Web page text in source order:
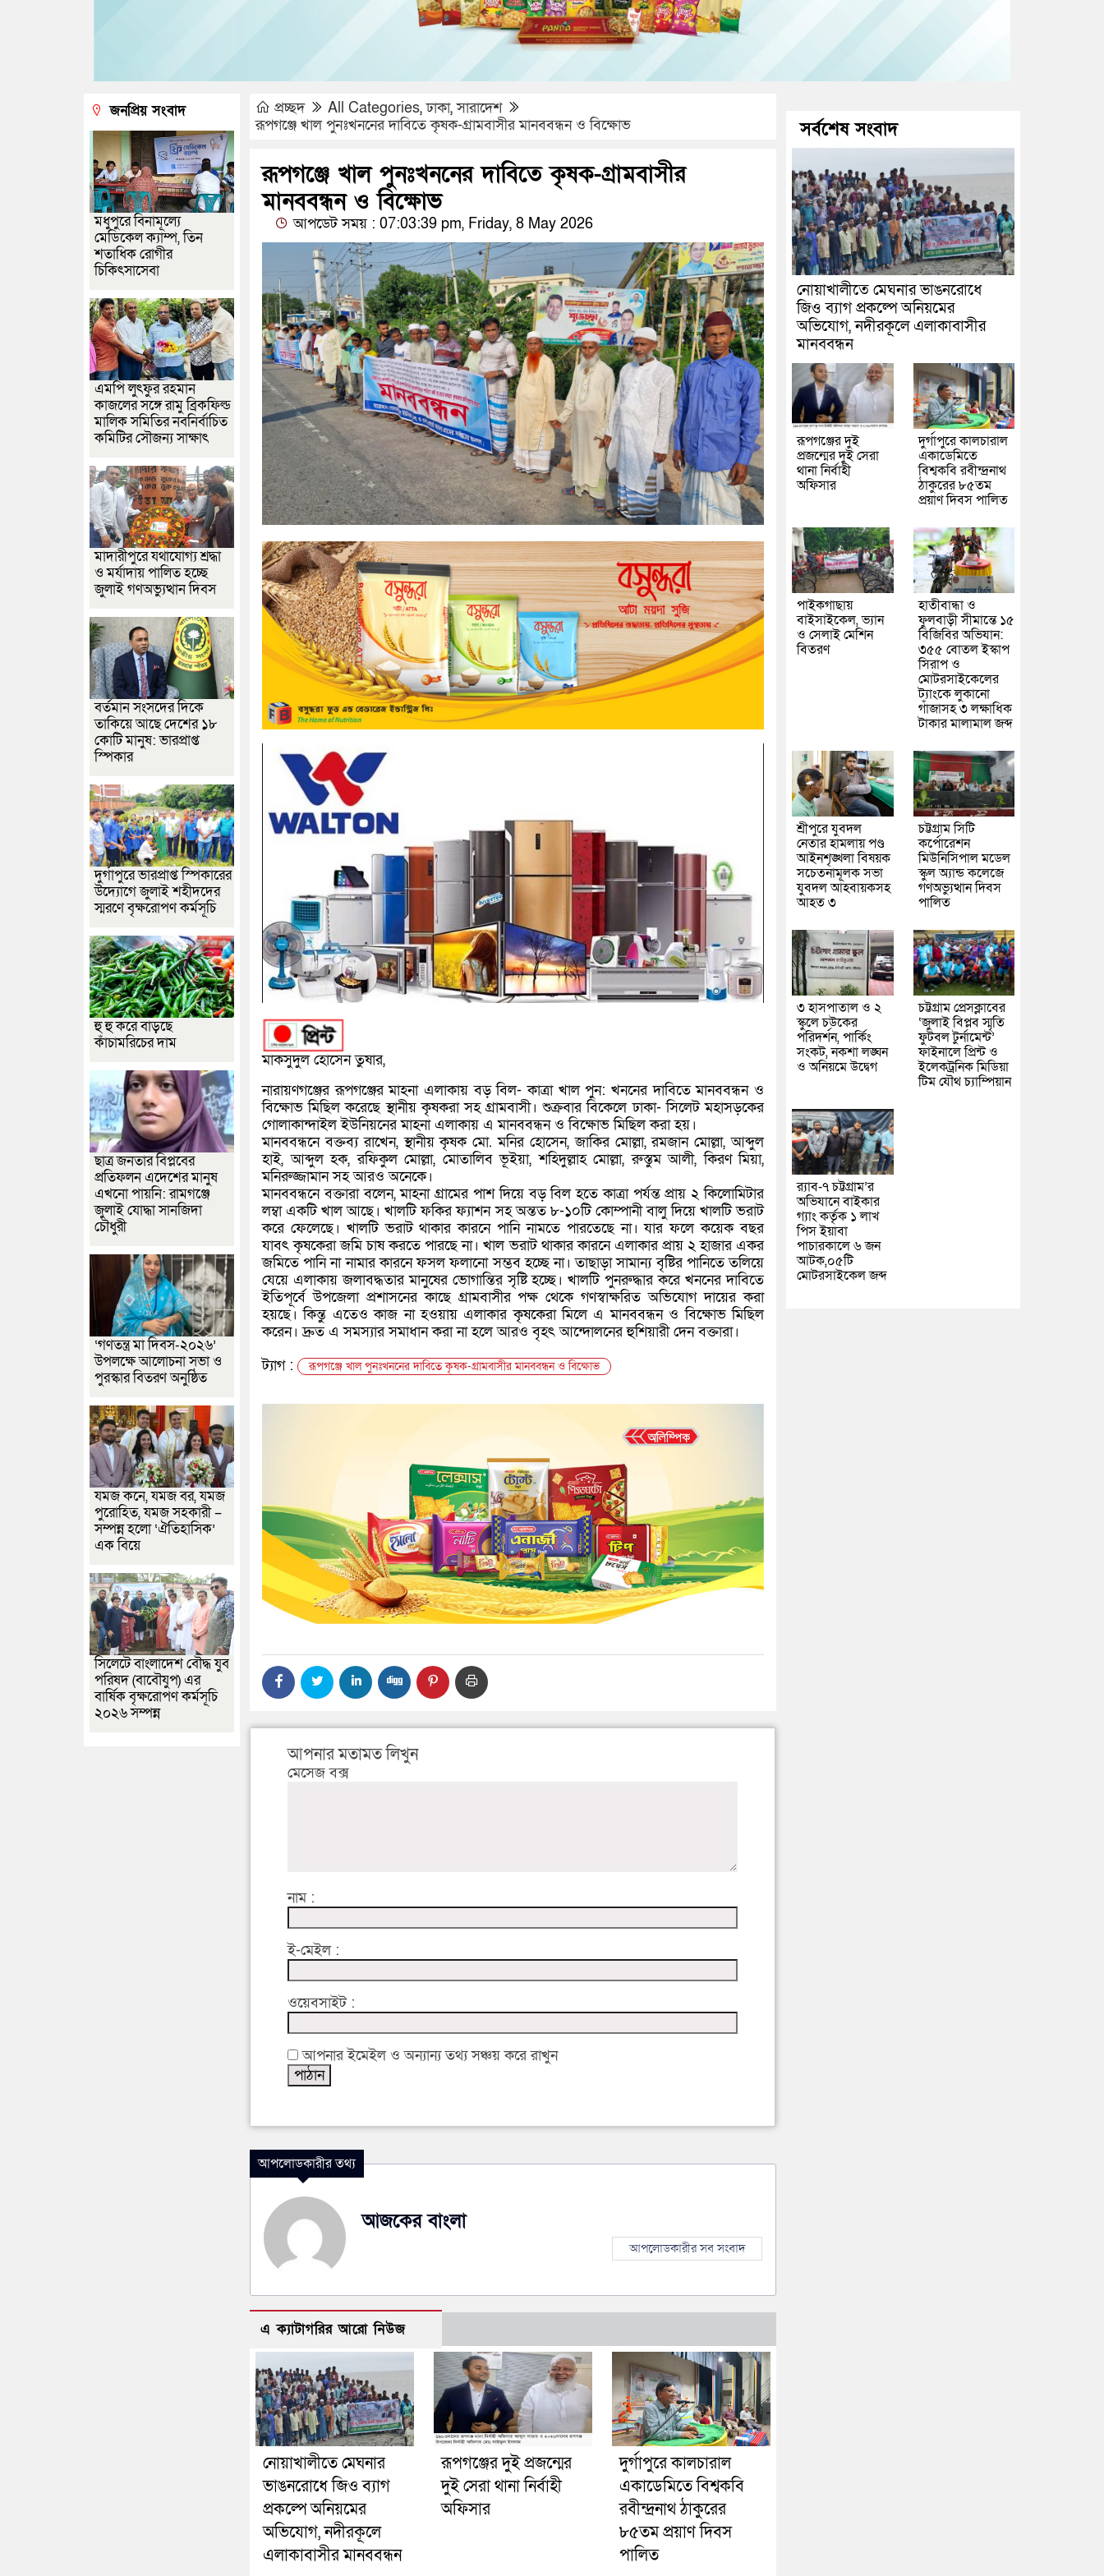
প্রচ্ছদ All Categories,ঢাকা,সারাদেশ
রূপগঞ্জে খাল পুনঃখননের দাবিতে কৃষক-গ্রামবাসীর মানববন্ধন ও বিক্ষোভ
রূপগঞ্জে খাল পুনঃখননের দাবিতে কৃষক-গ্রামবাসীর
মানববন্ধন ও বিক্ষোভ
আপডেট সময় : 07:03:39 pm, Friday, 8 May 2026
মাকসুদুল হোসেন তুষার,
নারায়ণগঞ্জের রূপগঞ্জের মাহনা এলাকায় বড় বিল- কাত্রা খাল পুন: খননের দাবিতে মানববন্ধন ও
বিক্ষোভ মিছিল করেছে স্থানীয় কৃষকরা সহ গ্রামবাসী। শুক্রবার বিকেলে ঢাকা- সিলেট মহাসড়কের
গোলাকান্দাইল ইউনিয়নের মাহনা এলাকায় এ মানববন্ধন ও বিক্ষোভ মিছিল করা হয়।
মানববন্ধনে বক্তব্য রাখেন, স্থানীয় কৃষক মো. মনির হোসেন, জাকির মোল্লা, রমজান মোল্লা, আব্দুল
হাই, আব্দুল হক, রফিকুল মোল্লা, মোতালিব ভূইয়া, শহিদুল্লাহ মোল্লা, রুস্তুম আলী, কিরণ মিয়া,
মনিরুজ্জামান সহ আরও অনেকে।
মানববন্ধনে বক্তারা বলেন, মাহনা গ্রামের পাশ দিয়ে বড় বিল হতে কাত্রা পর্যন্ত প্রায় ২ কিলোমিটার
লম্বা একটি খাল আছে। খালটি ফকির ফ্যাশন সহ অন্তত ৮-১০টি কোম্পানী বালু দিয়ে খালটি ভরাট
করে ফেলেছে। খালটি ভরাট থাকার কারনে পানি নামতে পারতেছে না। যার ফলে কয়েক বছর
যাবৎ কৃষকেরা জমি চাষ করতে পারছে না। খাল ভরাট থাকার কারনে এলাকার প্রায় ২ হাজার একর
জমিতে পানি না নামার কারনে ফসল ফলানো সম্ভব হচ্ছে না। তাছাড়া সামান্য বৃষ্টির পানিতে তলিয়ে
যেয়ে এলাকায় জলাবদ্ধতার মানুষের ভোগান্তির সৃষ্টি হচ্ছে। খালটি পুনরুদ্ধার করে খননের দাবিতে
ইতিপূর্বে উপজেলা প্রশাসনের কাছে গ্রামবাসীর পক্ষ থেকে গণস্বাক্ষরিত অভিযোগ দায়ের করা
হয়ছে। কিন্তু এতেও কাজ না হওয়ায় এলাকার কৃষকেরা মিলে এ মানববন্ধন ও বিক্ষোভ মিছিল
করেন। দ্রুত এ সমস্যার সমাধান করা না হলে আরও বৃহৎ আন্দোলনের হুশিয়ারী দেন বক্তারা।
ট্যাগ :
রূপগঞ্জে খাল পুনঃখননের দাবিতে কৃষক-গ্রামবাসীর মানববন্ধন ও বিক্ষোভ
আপনার মতামত লিখুন
মেসেজ বক্স
নাম :
ই-মেইল :
ওয়েবসাইট :
আপনার ইমেইল ও অন্যান্য তথ্য সঞ্চয় করে রাখুন
আপলোডকারীর তথ্য
আজকের বাংলা
আপলোডকারীর সব সংবাদ
এ ক্যাটাগরির আরো নিউজ
নোয়াখালীতে মেঘনার
ভাঙনরোধে জিও ব্যাগ
প্রকল্পে অনিয়মের
অভিযোগ, নদীরকূলে
এলাকাবাসীর মানববন্ধন
রূপগঞ্জের দুই প্রজন্মের
দুই সেরা থানা নির্বাহী
অফিসার
দুর্গাপুরে কালচারাল
একাডেমিতে বিশ্বকবি
রবীন্দ্রনাথ ঠাকুরের
৮৫তম প্রয়াণ দিবস
পালিত
জনপ্রিয় সংবাদ
মধুপুরে বিনামূল্যে
মেডিকেল ক্যাম্প, তিন
শতাধিক রোগীর
চিকিৎসাসেবা
এমপি লুৎফুর রহমান
কাজলের সঙ্গে রামু ব্রিকফিল্ড
মালিক সমিতির নবনির্বাচিত
কমিটির সৌজন্য সাক্ষাৎ
মাদারীপুরে যথাযোগ্য শ্রদ্ধা
ও মর্যাদায় পালিত হচ্ছে
জুলাই গণঅভ্যুত্থান দিবস
বর্তমান সংসদের দিকে
তাকিয়ে আছে দেশের ১৮
কোটি মানুষ: ভারপ্রাপ্ত
স্পিকার
দুর্গাপুরে ভারপ্রাপ্ত স্পিকারের
উদ্যোগে জুলাই শহীদদের
স্মরণে বৃক্ষরোপণ কর্মসূচি
হু হু করে বাড়ছে
কাঁচামরিচের দাম
ছাত্র জনতার বিপ্লবের
প্রতিফলন এদেশের মানুষ
এখনো পায়নি: রামগঞ্জে
জুলাই যোদ্ধা সানজিদা
চৌধুরী
‘গণতন্ত্র মা দিবস-২০২৬’
উপলক্ষে আলোচনা সভা ও
পুরস্কার বিতরণ অনুষ্ঠিত
যমজ কনে, যমজ বর, যমজ
পুরোহিত, যমজ সহকারী –
সম্পন্ন হলো ‘ঐতিহাসিক’
এক বিয়ে
সিলেটে বাংলাদেশ বৌদ্ধ যুব
পরিষদ (বাবৌযুপ) এর
বার্ষিক বৃক্ষরোপণ কর্মসূচি
২০২৬ সম্পন্ন
সর্বশেষ সংবাদ
নোয়াখালীতে মেঘনার ভাঙনরোধে
জিও ব্যাগ প্রকল্পে অনিয়মের
অভিযোগ, নদীরকূলে এলাকাবাসীর
মানববন্ধন
রূপগঞ্জের দুই
প্রজন্মের দুই সেরা
থানা নির্বাহী
অফিসার
দুর্গাপুরে কালচারাল
একাডেমিতে
বিশ্বকবি রবীন্দ্রনাথ
ঠাকুরের ৮৫তম
প্রয়াণ দিবস পালিত
পাইকগাছায়
বাইসাইকেল, ভ্যান
ও সেলাই মেশিন
বিতরণ
হাতীবান্ধা ও
ফুলবাড়ী সীমান্তে ১৫
বিজিবির অভিযান:
৩৫৫ বোতল ইস্কাপ
সিরাপ ও
মোটরসাইকেলের
ট্যাংকে লুকানো
গাঁজাসহ ৩ লক্ষাধিক
টাকার মালামাল জব্দ
শ্রীপুরে যুবদল
নেতার হামলায় পণ্ড
আইনশৃঙ্খলা বিষয়ক
সচেতনামূলক সভা
যুবদল আহবায়কসহ
আহত ৩
চট্টগ্রাম সিটি
কর্পোরেশন
মিউনিসিপাল মডেল
স্কুল অ্যান্ড কলেজে
গণঅভ্যুত্থান দিবস
পালিত
৩ হাসপাতাল ও ২
স্কুলে চউকের
পরিদর্শন, পার্কিং
সংকট, নকশা লঙ্ঘন
ও অনিয়মে উদ্বেগ
চট্টগ্রাম প্রেসক্লাবের
‘জুলাই বিপ্লব স্মৃতি
ফুটবল টুর্নামেন্ট’
ফাইনালে প্রিন্ট ও
ইলেকট্রনিক মিডিয়া
টিম যৌথ চ্যাম্পিয়ান
র‌্যাব-৭ চট্টগ্রাম’র
অভিযানে বাইকার
গ্যাং কর্তৃক ১ লাখ
পিস ইয়াবা
পাচারকালে ৬ জন
আটক,০৫টি
মোটরসাইকেল জব্দ